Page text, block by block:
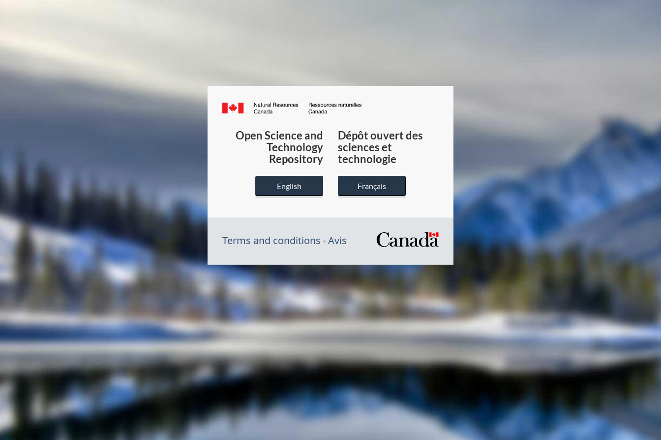
Canada.ca
du
Canada
Open Science and
Technology
Repository
English
Dépôt ouvert des
sciences et
technologie
Français
Terms and conditions Avis
/
gouvernement
du
Canada